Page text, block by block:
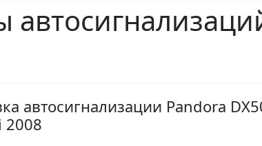
автосигнализации Pandora
2008